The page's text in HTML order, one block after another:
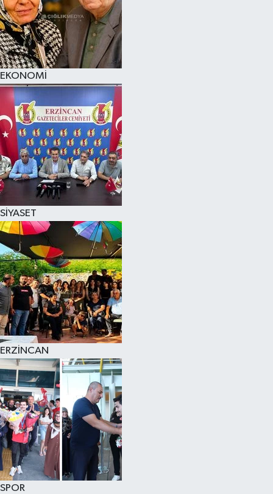
EKONOMİ
SİYASET
ERZİNCAN
SPOR